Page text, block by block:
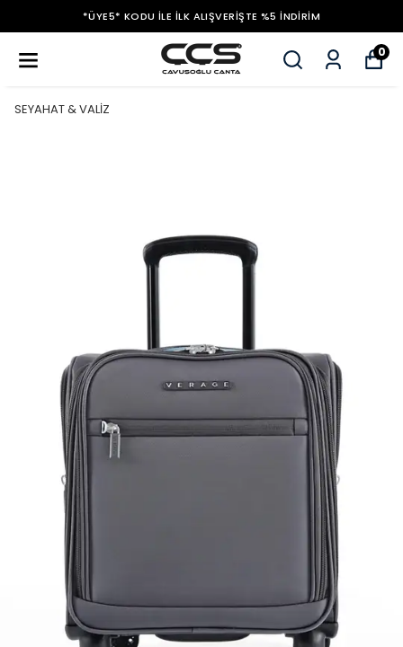
*ÜYE5* KODU ILE İLK ALIŞVERIŞTE %5 İNDIRIM
0
SEYAHAT & VALİZ